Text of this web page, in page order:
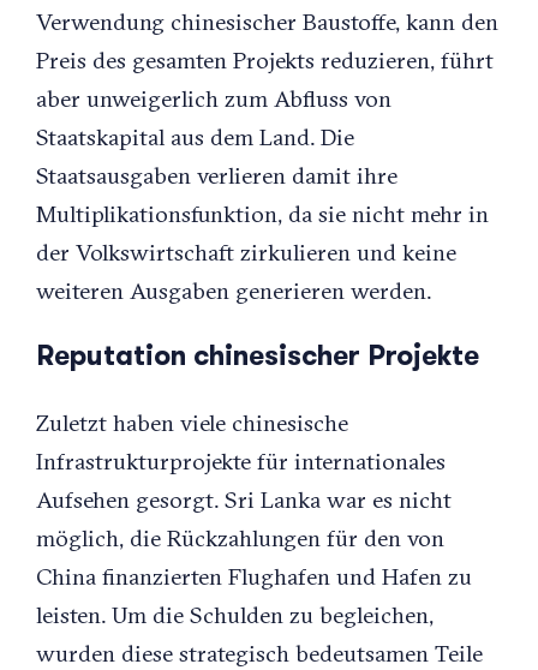
Verwendung chinesischer Baustoffe, kann den
Preis des gesamten Projekts reduzieren, führt
aber unweigerlich zum Abfluss von
Staatskapital aus dem Land. Die
Staatsausgaben verlieren damit ihre
Multiplikationsfunktion, da sie nicht mehr in
der Volkswirtschaft zirkulieren und keine
weiteren Ausgaben generieren werden.
Reputation chinesischer Projekte
Zuletzt haben viele chinesische
Infrastrukturprojekte für internationales
Aufsehen gesorgt. Sri Lanka war es nicht
möglich, die Rückzahlungen für den von
China finanzierten Flughafen und Hafen zu
leisten. Um die Schulden zu begleichen,
wurden diese strategisch bedeutsamen Teile